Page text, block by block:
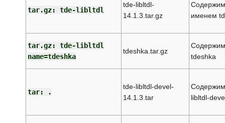
tar.gz: tde-libltdl
tde-libltdl-
14.1.3.tar.gz
именем
tar.gz: tde-libltdl
name=tdeshka
tdeshka.tar.gz
tdeshka
tar: .
tde-libltdl-devel-
14.1.3.tar
libltdl-